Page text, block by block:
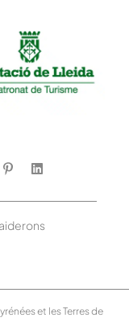
et les Terres de